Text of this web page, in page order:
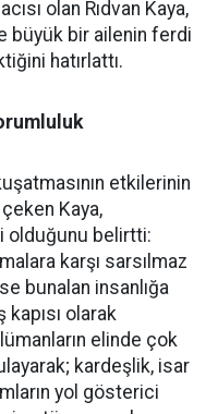
olan Rıdvan Kaya,
büyük bir ailenin ferdi
hatırlattı.
etkilerinin
Kaya,
olduğunu belirtti:
karşı sarsılmaz
bunalan insanlığa
kapısı olarak
elinde çok
kardeşlik, isar
yol gösterici